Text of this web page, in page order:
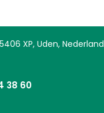
XP, Uden, Nederland
38 60